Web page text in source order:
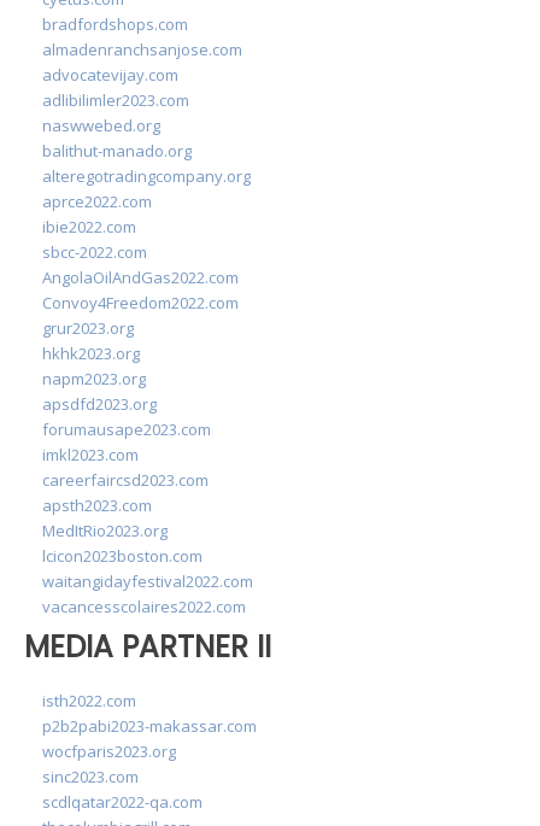
bradfordshops.com
almadenranchsanjose.com
advocatevijay.com
adlibilimler2023.com
naswwebed.org
balithut-manado.org
alteregotradingcompany.org
aprce2022.com
ibie2022.com
sbcc-2022.com
AngolaOilAndGas2022.com
Convoy4Freedom2022.com
grur2023.org
hkhk2023.org
napm2023.org
apsdfd2023.org
forumausape2023.com
imkl2023.com
careerfaircsd2023.com
apsth2023.com
MedItRio2023.org
lcicon2023boston.com
waitangidayfestival2022.com
vacancesscolaires2022.com
MEDIA PARTNER II
isth2022.com
p2b2pabi2023-makassar.com
wocfparis2023.org
sinc2023.com
scdlqatar2022-qa.com